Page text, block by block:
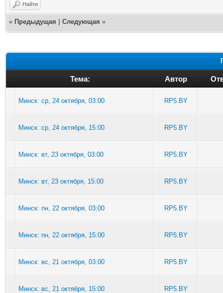
Найти
« Предыдущая Следующая »
Тема: Автор
Минск: ср, 24 октября, 03:00 RP5.BY
Минск: ср, 24 октября, 15:00 RP5.BY
Минск: вт, 23 октября, 03:00 RP5.BY
Минск: вт, 23 октября, 15:00 RP5.BY
Минск: пн, 22 октября, 03:00 RP5.BY
Минск: пн, 22 октября, 15:00 RP5.BY
Минск: вс, 21 октября, 03:00 RP5.BY
Минск: вс, 21 октября, 15:00 RP5.BY